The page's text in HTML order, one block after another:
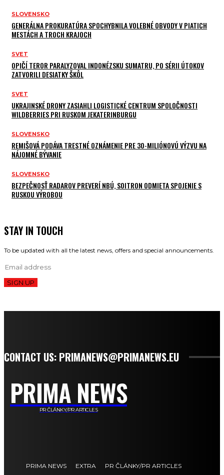
SLOVENSKO
GENERÁLNA PROKURATÚRA SPOCHYBNILA VOLEBNÉ OBVODY V PIATICH
MESTÁCH A TROCH KRAJOCH
SVET
OPIČÍ TEROR PARALYZOVAL INDONÉZSKU SUMATRU, PO SÉRII ÚTOKOV
ZATVORILI DESIATKY ŠKÔL
SVET
UKRAJINSKÉ DRONY ZASIAHLI LOGISTICKÉ CENTRUM SPOLOČNOSTI
WILDBERRIES PRI RUSKOM JEKATERINBURGU
SLOVENSKO
REMIŠOVÁ PODÁVA TRESTNÉ OZNÁMENIE PRE 30-MILIÓNOVÚ VÝZVU NA
NÁJOMNÉ BÝVANIE
SLOVENSKO
BEZPEČNOSŤ RADAROV PREVERÍ NBÚ, SOITRON ODMIETA SPOJENIE S
RUSKOU VÝROBOU
STAY IN TOUCH
To be updated with all the latest news, offers and special announcements.
SIGN UP
CONTACT US: PRIMANEWS@PRIMANEWS.EU
PRIMA NEWS
PR ČLÁNKY/PR ARTICLES
PRIMA NEWS EXTRA PR ČLÁNKY/PR ARTICLES